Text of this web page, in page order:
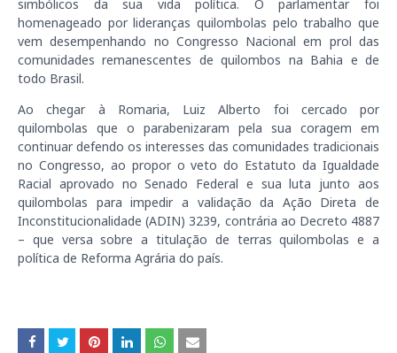
simbólicos da sua vida política. O parlamentar foi
homenageado por lideranças quilombolas pelo trabalho que
vem desempenhando no Congresso Nacional em prol das
comunidades remanescentes de quilombos na Bahia e de
todo Brasil.
Ao chegar à Romaria, Luiz Alberto foi cercado por
quilombolas que o parabenizaram pela sua coragem em
continuar defendo os interesses das comunidades tradicionais
no Congresso, ao propor o veto do Estatuto da Igualdade
Racial aprovado no Senado Federal e sua luta junto aos
quilombolas para impedir a validação da Ação Direta de
Inconstitucionalidade (ADIN) 3239, contrária ao Decreto 4887
– que versa sobre a titulação de terras quilombolas e a
política de Reforma Agrária do país.